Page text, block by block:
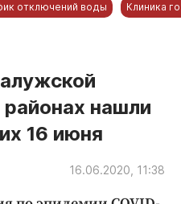
отключений воды Клиника
районах нашли
16 июня
16.06.2020, 11:38